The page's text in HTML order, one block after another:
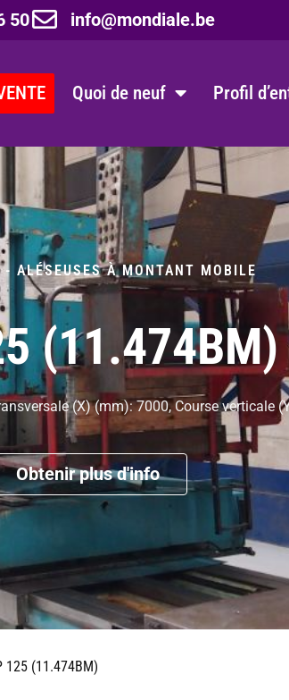
50 info@mondiale.be
Quoi de neuf Profil
- ALÉSEUSES À MONTANT MOBILE
(11.474BM)
(X) (mm): 7000, Course verticale
Obtenir plus d'info
125 (11.474BM)